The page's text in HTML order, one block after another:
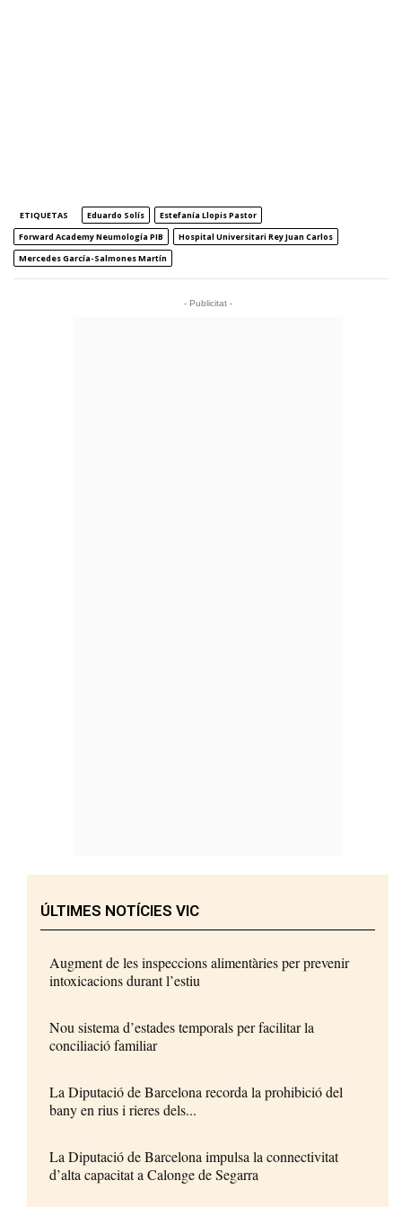
ETIQUETAS Eduardo Solís
Estefanía Llopis Pastor
Forward Academy Neumología PIB
Hospital Universitari Rey Juan Carlos
Mercedes García-Salmones Martín
- Publicitat -
ÚLTIMES NOTÍCIES VIC
Augment de les inspeccions alimentàries per prevenir
intoxicacions durant l’estiu
Nou sistema d’estades temporals per facilitar la
conciliació familiar
La Diputació de Barcelona recorda la prohibició del
bany en rius i rieres dels...
La Diputació de Barcelona impulsa la connectivitat
d’alta capacitat a Calonge de Segarra